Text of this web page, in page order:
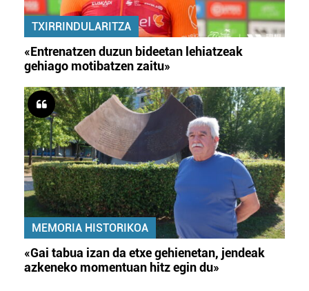
TXIRRINDULARITZA
«Entrenatzen duzun bideetan lehiatzeak
gehiago motibatzen zaitu»
MEMORIA HISTORIKOA
«Gai tabua izan da etxe gehienetan, jendeak
azkeneko momentuan hitz egin du»